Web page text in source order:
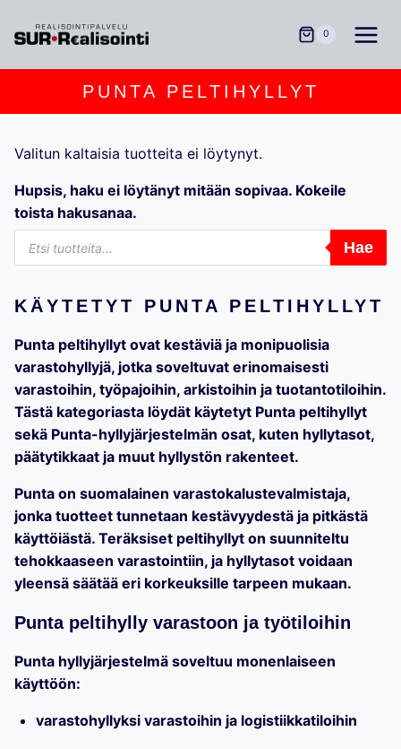
sisältöön
0
PUNTA PELTIHYLLYT
Valitun kaltaisia tuotteita ei löytynyt.
Hupsis, haku ei löytänyt mitään sopivaa. Kokeile
toista hakusanaa.
Products
search
Hae
KÄYTETYT PUNTA PELTIHYLLYT
Punta peltihyllyt ovat kestäviä ja monipuolisia
varastohyllyjä, jotka soveltuvat erinomaisesti
varastoihin, työpajoihin, arkistoihin ja tuotantotiloihin.
Tästä kategoriasta löydät käytetyt Punta peltihyllyt
sekä Punta-hyllyjärjestelmän osat, kuten hyllytasot,
päätytikkaat ja muut hyllystön rakenteet.
Punta on suomalainen varastokalustevalmistaja,
jonka tuotteet tunnetaan kestävyydestä ja pitkästä
käyttöiästä. Teräksiset peltihyllyt on suunniteltu
tehokkaaseen varastointiin, ja hyllytasot voidaan
yleensä säätää eri korkeuksille tarpeen mukaan.
Punta peltihylly varastoon ja työtiloihin
Punta hyllyjärjestelmä soveltuu monenlaiseen
käyttöön:
varastohyllyksi varastoihin ja logistiikkatiloihin